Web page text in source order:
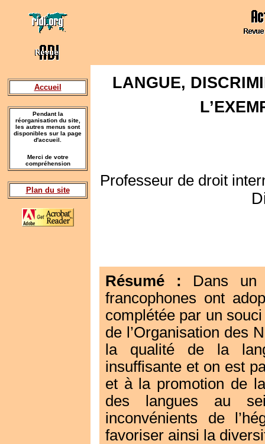
Accueil
Pendant la
réorganisation du site,
les autres menus sont
disponibles sur la page
d'accueil.
Merci de votre
compréhension
Plan du site
LANGUE,
Professeur de droit
Résumé : Dans un
francophones ont
complétée par un
de l’Organisation des
la qualité de la
insuffisante et on est
et à la promotion de
des langues au
inconvénients de
favoriser ainsi la